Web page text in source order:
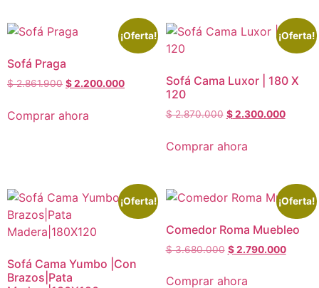
¡Oferta!
Sofá Praga
$2.861.900 $2.200.000
Comprar ahora
¡Oferta!
Sofá Cama Luxor | 180 X
120
$2.870.000 $2.300.000
Comprar ahora
¡Oferta!
Sofá Cama Yumbo |Con
Brazos|Pata
¡Oferta!
Comedor Roma Muebleo
$3.680.000 $2.790.000
Comprar ahora